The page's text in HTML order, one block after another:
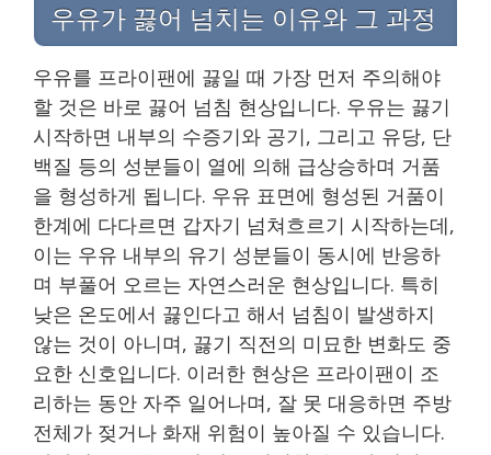
우유가 끓어 넘치는 이유와 그 과정
우유를 프라이팬에 끓일 때 가장 먼저 주의해야
할 것은 바로 끓어 넘침 현상입니다. 우유는 끓기
시작하면 내부의 수증기와 공기, 그리고 유당, 단
백질 등의 성분들이 열에 의해 급상승하며 거품
을 형성하게 됩니다. 우유 표면에 형성된 거품이
한계에 다다르면 갑자기 넘쳐흐르기 시작하는데,
이는 우유 내부의 유기 성분들이 동시에 반응하
며 부풀어 오르는 자연스러운 현상입니다. 특히
낮은 온도에서 끓인다고 해서 넘침이 발생하지
않는 것이 아니며, 끓기 직전의 미묘한 변화도 중
요한 신호입니다. 이러한 현상은 프라이팬이 조
리하는 동안 자주 일어나며, 잘 못 대응하면 주방
전체가 젖거나 화재 위험이 높아질 수 있습니다.